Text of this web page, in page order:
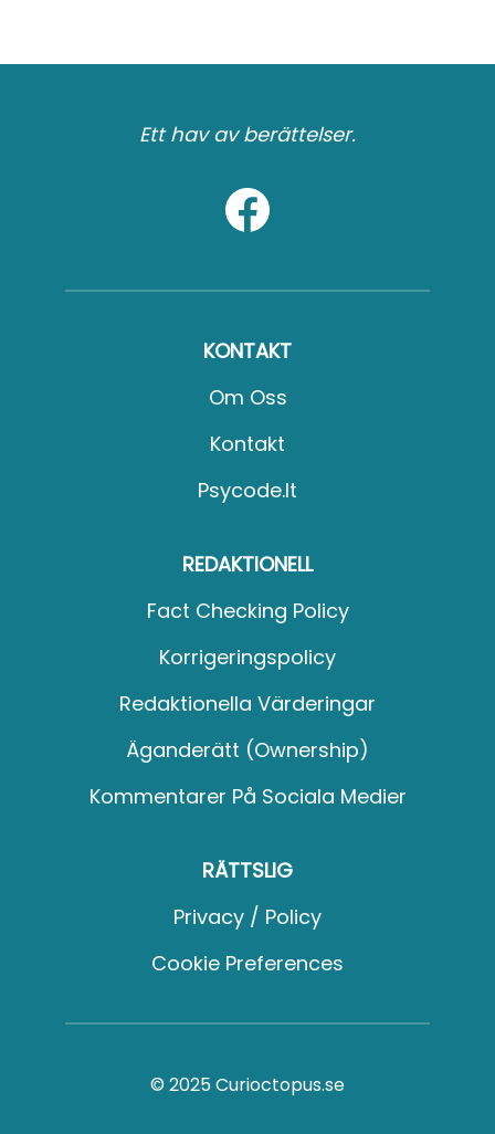
Ett hav av berättelser.
KONTAKT
Om Oss
Kontakt
Psycode.it
REDAKTIONELL
Fact Checking Policy
Korrigeringspolicy
Redaktionella Värderingar
Äganderätt (Ownership)
Kommentarer På Sociala Medier
RÄTTSLIG
Privacy / Policy
Cookie Preferences
© 2025 Curioctopus.se